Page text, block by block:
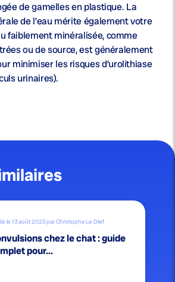
de gamelles en plastique. La
de l’eau mérite également votre
faiblement minéralisée, comme
ou de source, est généralement
minimiser les risques d’urolithiase
urinaires).
le 13 août 2025 par Christophe Le Dref
chez le chat : guide
pour...